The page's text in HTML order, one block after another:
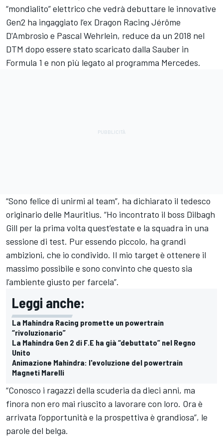
“mondialito” elettrico che vedrà debuttare le innovative
Gen2 ha ingaggiato l’ex Dragon Racing Jérôme
D'Ambrosio e Pascal Wehrlein, reduce da un 2018 nel
DTM dopo essere stato scaricato dalla Sauber in
Formula 1 e non più legato al programma Mercedes.
“Sono felice di unirmi al team”, ha dichiarato il tedesco
originario delle Mauritius. “Ho incontrato il boss Dilbagh
Gill per la prima volta quest’estate e la squadra in una
sessione di test. Pur essendo piccolo, ha grandi
ambizioni, che io condivido. Il mio target è ottenere il
massimo possibile e sono convinto che questo sia
l’ambiente giusto per farcela”.
Leggi anche:
La Mahindra Racing promette un powertrain
“rivoluzionario”
La Mahindra Gen 2 di F.E ha già “debuttato” nel Regno
Unito
Animazione Mahindra: l'evoluzione del powertrain
Magneti Marelli
“Conosco i ragazzi della scuderia da dieci anni, ma
finora non ero mai riuscito a lavorare con loro. Ora è
arrivata l’opportunità e la prospettiva è grandiosa”, le
parole del belga.